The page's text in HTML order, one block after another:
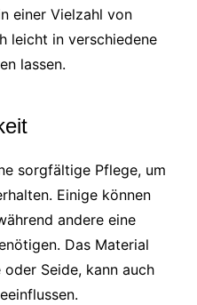
einer Vielzahl von
leicht in verschiedene
lassen.
sorgfältige Pflege, um
Einige können
andere eine
Das Material
Seide, kann auch